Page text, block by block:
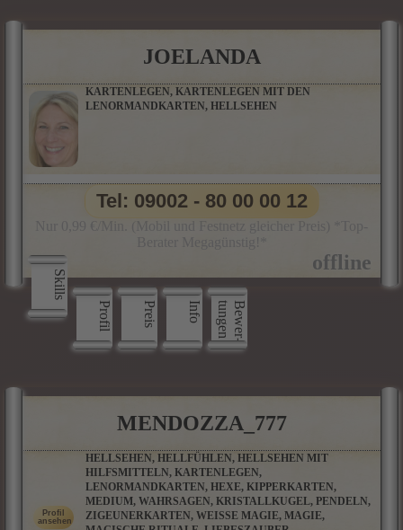
JOELANDA
KARTENLEGEN, KARTENLEGEN MIT DEN
LENORMANDKARTEN, HELLSEHEN
Skills
Profil
Preis Info B
e
w
e
r
­
t
u
n
g
e
n
Tel: 09002 - 80 00 00 12
MENDOZZA_777
HELLSEHEN, HELLFÜHLEN, HELLSEHEN MIT
HILFSMITTELN, KARTENLEGEN,
LENORMANDKARTEN, HEXE, KIPPERKARTEN,
MEDIUM, WAHRSAGEN, KRISTALLKUGEL, PENDELN,
ZIGEUNERKARTEN, WEISSE MAGIE, MAGIE, M